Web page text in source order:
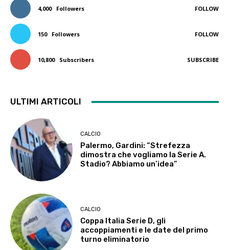
4,000 Followers FOLLOW
150 Followers FOLLOW
10,800 Subscribers SUBSCRIBE
ULTIMI ARTICOLI
CALCIO
Palermo, Gardini: “Strefezza
dimostra che vogliamo la Serie A.
Stadio? Abbiamo un’idea”
CALCIO
Coppa Italia Serie D, gli
accoppiamenti e le date del primo
turno eliminatorio